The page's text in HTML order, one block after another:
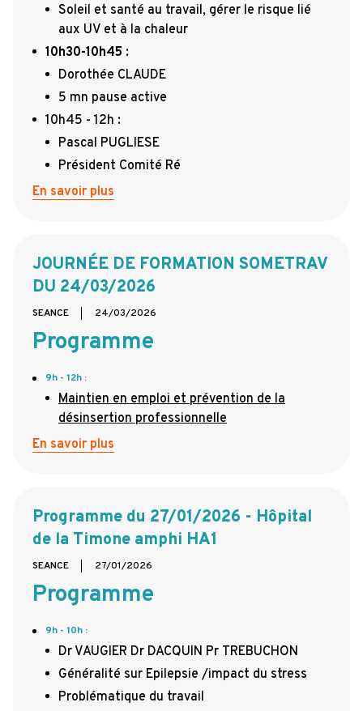
Soleil et santé au travail, gérer le risque lié
aux UV et à la chaleur
10h30-10h45 :
Dorothée CLAUDE
5 mn pause active
10h45 - 12h :
Pascal PUGLIESE
Président Comité Ré
En savoir plus
JOURNÉE DE FORMATION SOMETRAV
DU 24/03/2026
SEANCE 24/03/2026
Programme
9h - 12h :
Maintien en emploi et prévention de la
désinsertion professionnelle
En savoir plus
Programme du 27/01/2026 - Hôpital
de la Timone amphi HA1
SEANCE 27/01/2026
Programme
9h - 10h :
Dr VAUGIER Dr DACQUIN Pr TREBUCHON
Généralité sur Epilepsie /impact du stress
Problématique du travail